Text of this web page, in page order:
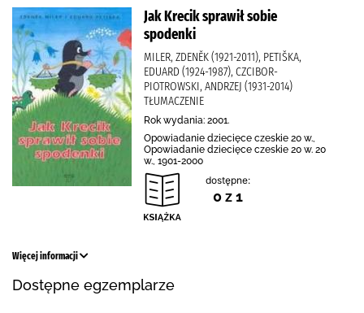
Jak Krecik sprawił sobie
spodenki
MILER, ZDENĚK (1921-2011), PETIŠKA,
EDUARD (1924-1987), CZCIBOR-
PIOTROWSKI, ANDRZEJ (1931-2014)
TŁUMACZENIE
Rok wydania: 2001.
Opowiadanie dziecięce czeskie 20 w.,
Opowiadanie dziecięce czeskie 20 w. 20
w., 1901-2000
dostępne:
0 z 1
Więcej informacji
Dostępne egzemplarze